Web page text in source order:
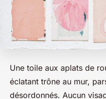
Une toile aux aplats de
éclatant trône au mur,
désordonnés. Aucun